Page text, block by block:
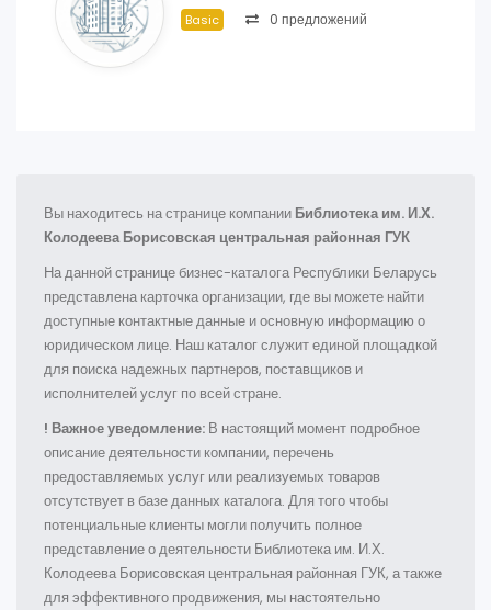
Basic 0 предложений
Вы находитесь на странице компании Библиотека им. И.Х.
Колодеева Борисовская центральная районная ГУК
На данной странице бизнес-каталога Республики Беларусь
представлена карточка организации, где вы можете найти
доступные контактные данные и основную информацию о
юридическом лице. Наш каталог служит единой площадкой
для поиска надежных партнеров, поставщиков и
исполнителей услуг по всей стране.
! Важное уведомление: В настоящий момент подробное
описание деятельности компании, перечень
предоставляемых услуг или реализуемых товаров
отсутствует в базе данных каталога. Для того чтобы
потенциальные клиенты могли получить полное
представление о деятельности Библиотека им. И.Х.
Колодеева Борисовская центральная районная ГУК, а также
для эффективного продвижения, мы настоятельно